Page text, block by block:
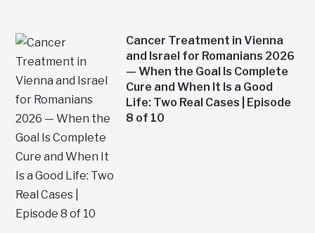
Cancer Treatment in Vienna
and Israel for Romanians 2026
— When the Goal Is Complete
Cure and When It Is a Good
Life: Two Real Cases | Episode
8 of 10